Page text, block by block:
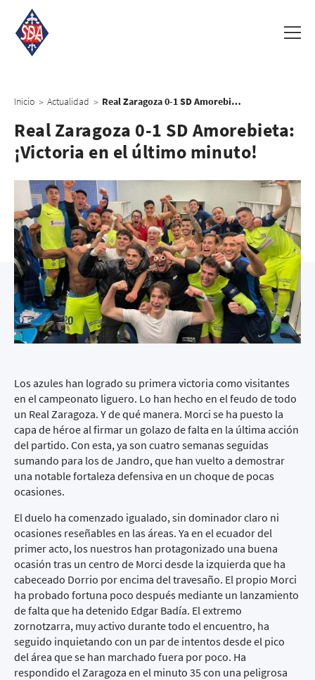
Inicio > Actualidad > Real Zaragoza 0-1 SD Amorebieta: ¡Victoria en el último minuto!
Real Zaragoza 0-1 SD Amorebieta:
¡Victoria en el último minuto!
Los azules han logrado su primera victoria como visitantes
en el campeonato liguero. Lo han hecho en el feudo de todo
un Real Zaragoza. Y de qué manera. Morci se ha puesto la
capa de héroe al firmar un golazo de falta en la última acción
del partido. Con esta, ya son cuatro semanas seguidas
sumando para los de Jandro, que han vuelto a demostrar
una notable fortaleza defensiva en un choque de pocas
ocasiones.
El duelo ha comenzado igualado, sin dominador claro ni
ocasiones reseñables en las áreas. Ya en el ecuador del
primer acto, los nuestros han protagonizado una buena
ocasión tras un centro de Morci desde la izquierda que ha
cabeceado Dorrio por encima del travesaño. El propio Morci
ha probado fortuna poco después mediante un lanzamiento
de falta que ha detenido Edgar Badía. El extremo
zornotzarra, muy activo durante todo el encuentro, ha
seguido inquietando con un par de intentos desde el pico
del área que se han marchado fuera por poco. Ha
respondido el Zaragoza en el minuto 35 con una peligrosa